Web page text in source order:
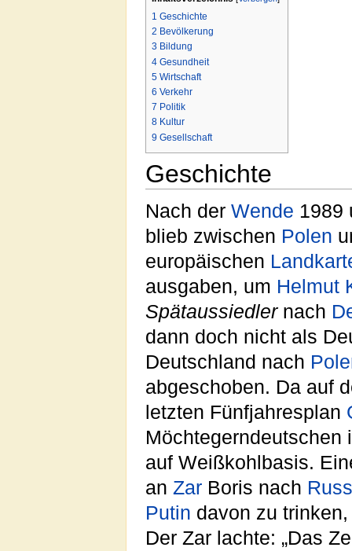
1 Geschichte
2 Bevölkerung
3 Bildung
4 Gesundheit
5 Wirtschaft
6 Verkehr
7 Politik
8 Kultur
9 Gesellschaft
Geschichte
Nach der Wende 1989
blieb zwischen Polen
europäischen
ausgaben, um Helmut
Spätaussiedlernach
dann doch nicht als
Deutschland nach
abgeschoben. Da auf
letzten Fünfjahresplan
auf Weißkohlbasis.
an Zar Boris nach
Putin davon zu
Der Zar lachte: „Das